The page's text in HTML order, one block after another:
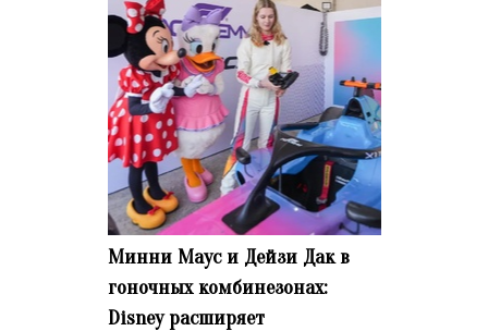
Минни Маус и Дейзи Дак в
гоночных комбинезонах:
Disney расширяет